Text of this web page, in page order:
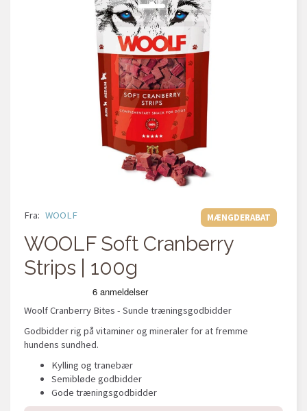
MÆNGDERABAT
Fra: WOOLF
WOOLF Soft Cranberry
Strips | 100g
Woolf Cranberry Bites - Sunde træningsgodbidder
Godbidder rig på vitaminer og mineraler for at fremme
hundens sundhed.
Kylling og tranebær
Semibløde godbidder
Gode træningsgodbidder